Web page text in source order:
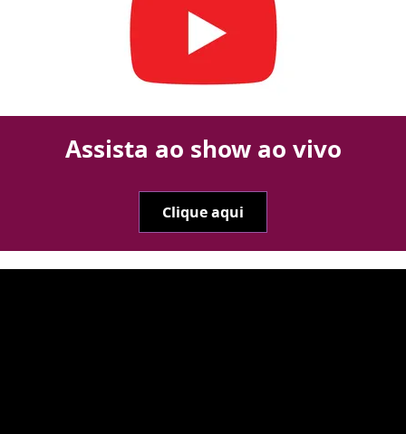
Assista ao show ao vivo
Clique aqui